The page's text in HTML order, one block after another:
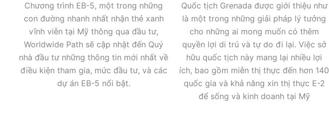
Chương trình EB-5, một trong những
con đường nhanh nhất nhận thẻ xanh
vĩnh viễn tại Mỹ thông qua đầu tư,
Worldwide Path sẽ cập nhật đến Quý
nhà đầu tư những thông tin mới nhất về
điều kiện tham gia, mức đầu tư, và các
dự án EB-5 nổi bật.
Quốc tịch Grenada được giới thiệu như
là một trong những giải pháp lý tưởng
cho những ai mong muốn có thêm
quyền lợi di trú và tự do đi lại. Việc sở
hữu quốc tịch này mang lại nhiều lợi
ích, bao gồm miễn thị thực đến hơn 140
quốc gia và khả năng xin thị thực E-2
để sống và kinh doanh tại Mỹ